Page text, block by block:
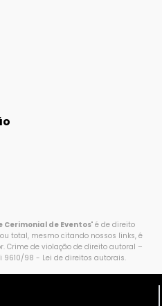
Cerimonial de Eventos" é de direito
total, mesmo citando nossos links, é
Crime de violação de direito autoral –
9610/98 - Lei de direitos autorais.